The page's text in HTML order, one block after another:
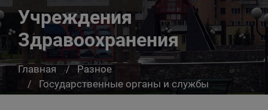
Учреждения
Здравоохранения
Главная
Разное
Государственные органы и службы
информируют